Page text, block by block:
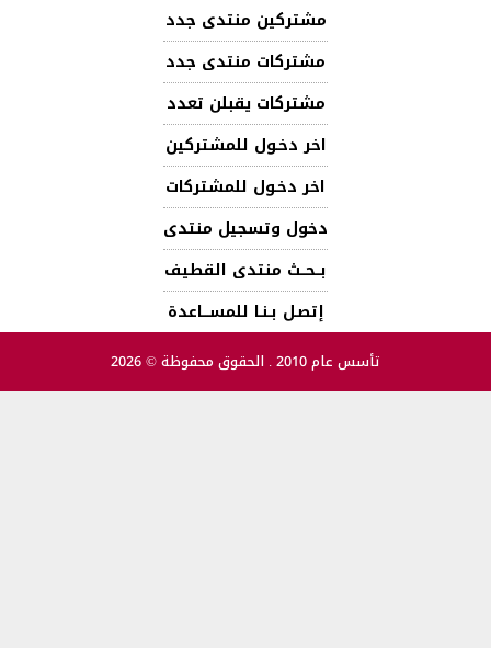
مشتركين منتدى جدد
مشتركات منتدى جدد
مشتركات يقبلن تعدد
اخر دخـول للمشتركين
اخر دخـول للمشتركات
دخول وتسجيل منتدى
بــحــث منتدى القطيف
إتصـل بـنـا للمســـاعدة
تأسس عام 2010 . الحقوق محفوظة © 2026